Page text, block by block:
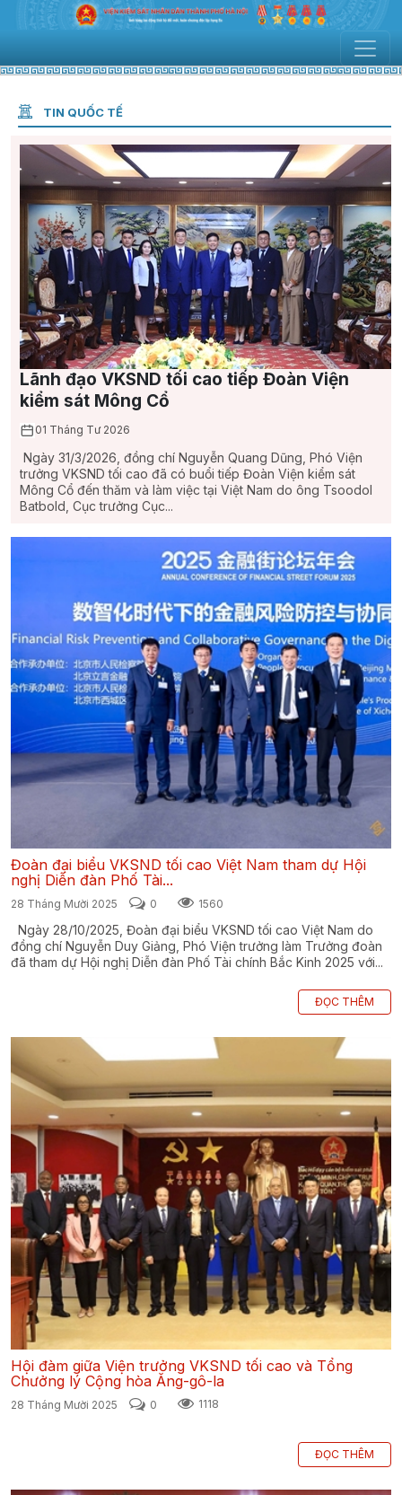
TIN QUỐC TẾ
Lãnh đạo VKSND tối cao tiếp Đoàn Viện
kiểm sát Mông Cổ
01 Tháng Tư 2026
Ngày 31/3/2026, đồng chí Nguyễn Quang Dũng, Phó Viện
trưởng VKSND tối cao đã có buổi tiếp Đoàn Viện kiểm sát
Mông Cổ đến thăm và làm việc tại Việt Nam do ông Tsoodol
Batbold, Cục trưởng Cục...
Đoàn đại biểu VKSND tối cao Việt Nam tham dự Hội
nghị Diễn đàn Phố Tài...
28 Tháng Mười 2025 0 1560
Ngày 28/10/2025, Đoàn đại biểu VKSND tối cao Việt Nam do
đồng chí Nguyễn Duy Giảng, Phó Viện trưởng làm Trưởng đoàn
đã tham dự Hội nghị Diễn đàn Phố Tài chính Bắc Kinh 2025 với...
ĐỌC THÊM
Hội đàm giữa Viện trưởng VKSND tối cao và Tổng
Chưởng lý Cộng hòa Ăng-gô-la
28 Tháng Mười 2025 0 1118
ĐỌC THÊM